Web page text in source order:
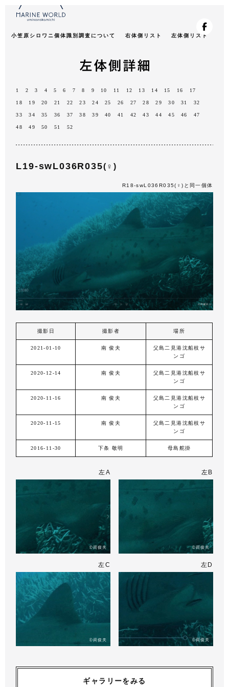
小笠原シロワニ個体識別調査について 右体側リスト 左体側リスト
1 2 3 4 5 6 7 8 9 10 11 12 13 14 15 16 17
18 19 20 21 22 23 24 25 26 27 28 29 30 31 32
33 34 35 36 37 38 39 40 41 42 43 44 45 46 47
48 49 50 51 52
L19-swL036R035(♀)
R18-swL036R035(♀)と同一個体
撮影日 撮影者 場所
2021-01-10 南 俊夫
父島二見港沈船枝サ
ンゴ
2020-12-14 南 俊夫
父島二見港沈船枝サ
ンゴ
2020-11-16 南 俊夫
父島二見港沈船枝サ
ンゴ
2020-11-15 南 俊夫
父島二見港沈船枝サ
ンゴ
2016-11-30 下条 敬明 母島舵掛
左A 左B
左C 左D
ギャラリーをみる